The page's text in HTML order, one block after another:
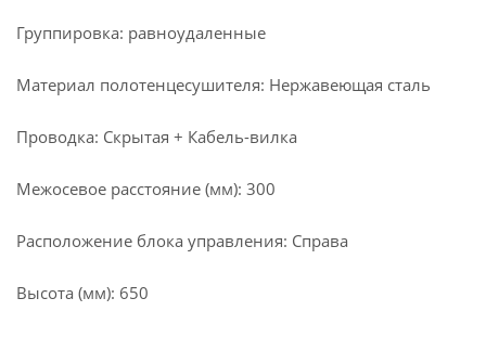
Группировка: равноудаленные
Материал полотенцесушителя: Нержавеющая сталь
Проводка: Скрытая + Кабель-вилка
Межосевое расстояние (мм): 300
Расположение блока управления: Справа
Высота (мм): 650